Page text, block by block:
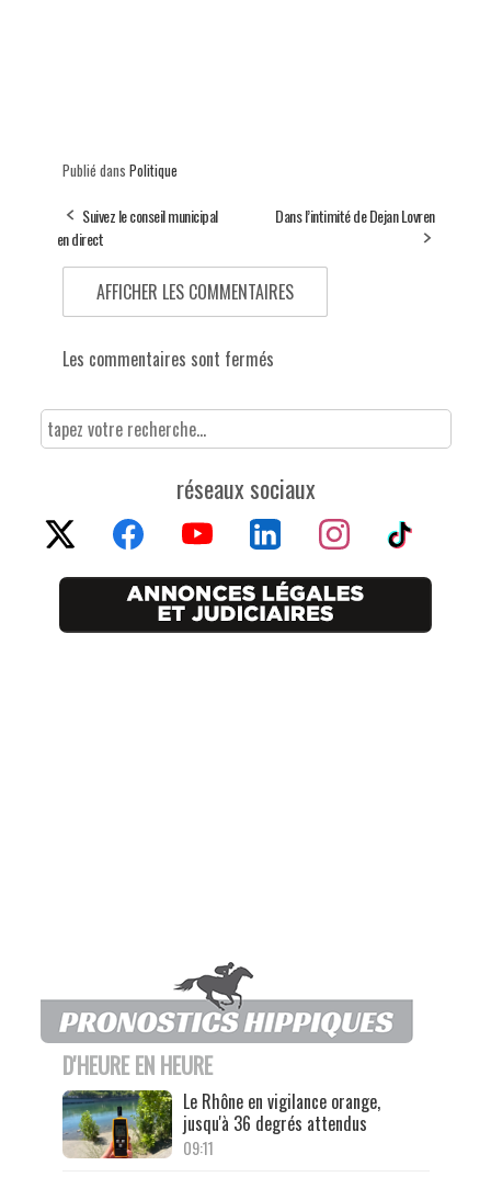
Publié dans Politique
Suivez le conseil municipal
en direct
Dans l’intimité de Dejan Lovren
AFFICHER LES COMMENTAIRES
Les commentaires sont fermés
réseaux sociaux
D'HEURE EN HEURE
Le Rhône en vigilance orange,
jusqu'à 36 degrés attendus
09:11